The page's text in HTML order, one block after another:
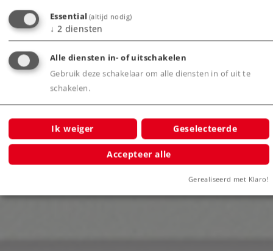
[01.08.2026] Meer informatie
Essential (altijd nodig)
↓ 2 diensten
Alle diensten in- of uitschakelen
Gebruik deze schakelaar om alle diensten in of uit te
schakelen.
Ik weiger Geselecteerde
Accepteer alle
Gerealiseerd met Klaro!